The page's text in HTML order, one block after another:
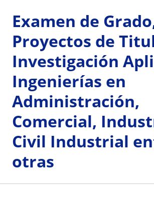
Examen de
Proyectos de
Investigación
Ingenierías en
Administración,
Comercial,
Civil Industrial
otras